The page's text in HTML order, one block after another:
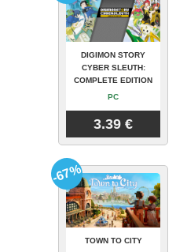
DIGIMON STORY
CYBER SLEUTH:
COMPLETE EDITION
PC
3.39 €
TOWN TO CITY
-67%